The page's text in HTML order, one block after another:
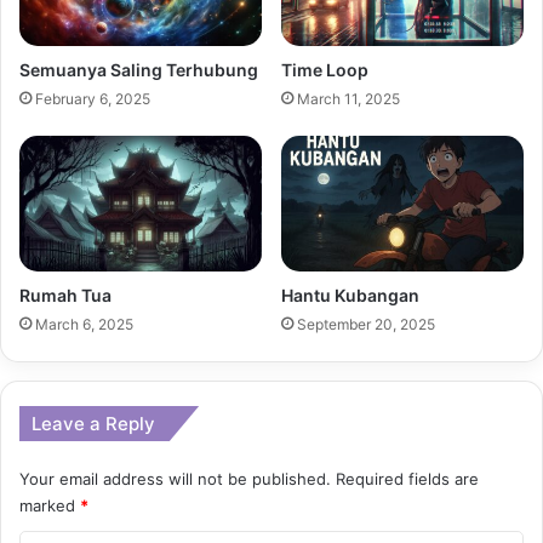
Semuanya Saling Terhubung
February 6, 2025
Time Loop
March 11, 2025
Rumah Tua
March 6, 2025
Hantu Kubangan
September 20, 2025
Leave a Reply
Your email address will not be published. Required fields are
marked *